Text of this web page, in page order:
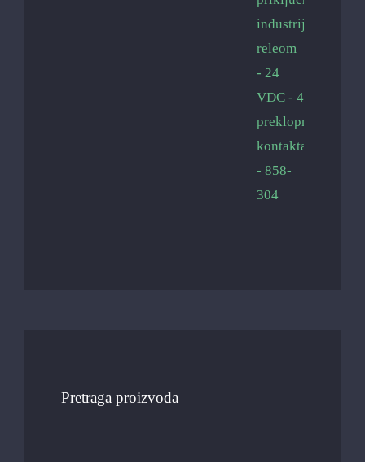
Pretraga proizvoda